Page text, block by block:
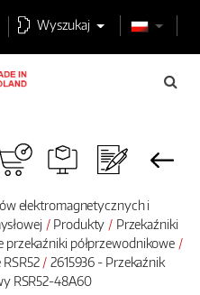
Wyszukaj
elektromagnetycznych i
Produkty
Przekaźniki
przekaźniki półprzewodnikowe
2615936 - Przekaźnik
RSR52-48A60